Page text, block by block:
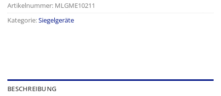
Artikelnummer: MLGME10211
Kategorie:Siegelgeräte
BESCHREIBUNG